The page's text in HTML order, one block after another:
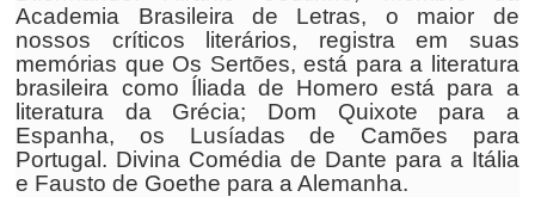
Academia Brasileira de Letras, o maior de
nossos críticos literários, registra em suas
memórias que Os Sertões, está para a literatura
brasileira como Íliada de Homero está para a
literatura da Grécia; Dom Quixote para a
Espanha, os Lusíadas de Camões para
Portugal. Divina Comédia de Dante para a Itália
e Fausto de Goethe para a Alemanha.